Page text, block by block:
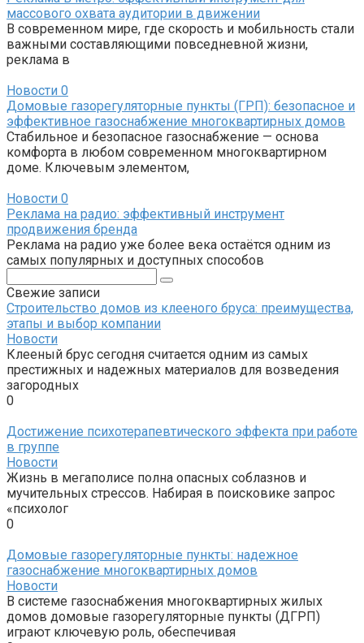
массового охвата аудитории в движении
В современном мире, где скорость и мобильность стали
важными составляющими повседневной жизни,
реклама в
Новости 0
Домовые газорегуляторные пункты (ГРП): безопасное и
эффективное газоснабжение многоквартирных домов
Стабильное и безопасное газоснабжение — основа
комфорта в любом современном многоквартирном
доме. Ключевым элементом,
Новости 0
Реклама на радио: эффективный инструмент
продвижения бренда
Реклама на радио уже более века остаётся одним из
самых популярных и доступных способов
Свежие записи
Строительство домов из клееного бруса: преимущества,
этапы и выбор компании
Новости
Клееный брус сегодня считается одним из самых
престижных и надежных материалов для возведения
загородных
0
Достижение психотерапевтического эффекта при работе
в группе
Новости
Жизнь в мегаполисе полна опасных соблазнов и
мучительных стрессов. Набирая в поисковике запрос
«психолог
0
Домовые газорегуляторные пункты: надежное
газоснабжение многоквартирных домов
Новости
В системе газоснабжения многоквартирных жилых
домов домовые газорегуляторные пункты (ДГРП)
играют ключевую роль, обеспечивая